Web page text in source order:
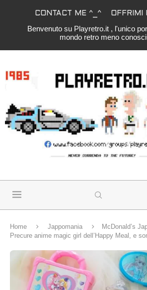
CONTACT ME ^_^ OFFRIMI
Benvenuto su Playretro.it , l'unico
mondo retro meno
Home Jappomania
McDonald’s
Precure anime magic girl dell’Happy Meal, e